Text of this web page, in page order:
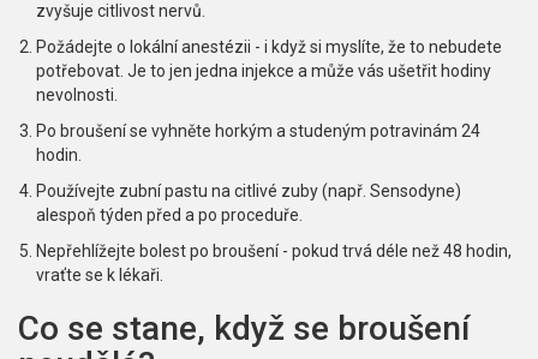
zvyšuje citlivost nervů.
Požádejte o lokální anestézii - i když si myslíte, že to nebudete
potřebovat. Je to jen jedna injekce a může vás ušetřit hodiny
nevolnosti.
Po broušení se vyhněte horkým a studeným potravinám 24
hodin.
Používejte zubní pastu na citlivé zuby (např. Sensodyne)
alespoň týden před a po proceduře.
Nepřehlížejte bolest po broušení - pokud trvá déle než 48 hodin,
vraťte se k lékaři.
Co se stane, když se broušení